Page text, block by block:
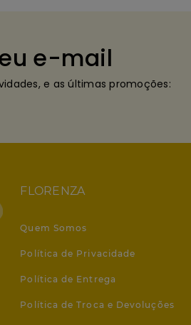
e-mail
e as últimas promoções:
FLORENZA
Quem Somos
Política de Privacidade
Política de Entrega
Política de Troca e Devoluções